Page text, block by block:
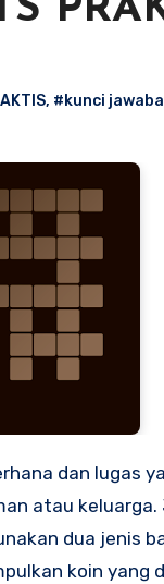
, #kunci
dan lugas
atau
dua jenis
koin